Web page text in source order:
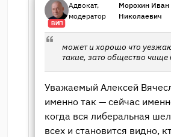
ВИП
Адвокат,
модератор
Морохин Иван
Николаевич
может и хорошо что
такие, зато общество чище
Уважаемый Алексей
именно так — сейчас
когда вся либеральная
всех и становится видно,